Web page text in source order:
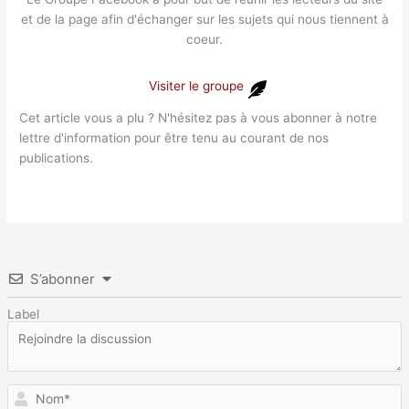
et de la page afin d'échanger sur les sujets qui nous tiennent à
coeur.
Visiter le groupe
Cet article vous a plu ? N'hésitez pas à vous abonner à notre
lettre d'information pour être tenu au courant de nos
publications.
S’abonner
Label